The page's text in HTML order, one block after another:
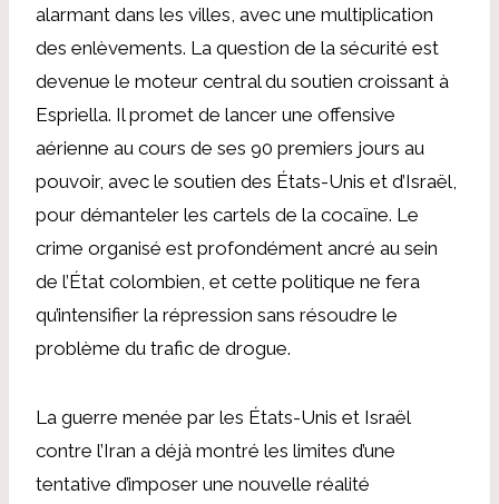
alarmant dans les villes, avec une multiplication
des enlèvements. La question de la sécurité est
devenue le moteur central du soutien croissant à
Espriella. Il promet de lancer une offensive
aérienne au cours de ses 90 premiers jours au
pouvoir, avec le soutien des États-Unis et d’Israël,
pour démanteler les cartels de la cocaïne. Le
crime organisé est profondément ancré au sein
de l’État colombien, et cette politique ne fera
qu’intensifier la répression sans résoudre le
problème du trafic de drogue.
La guerre menée par les États-Unis et Israël
contre l’Iran a déjà montré les limites d’une
tentative d’imposer une nouvelle réalité